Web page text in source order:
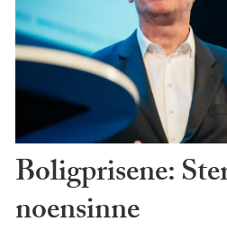
Boligprisene:
noensinne